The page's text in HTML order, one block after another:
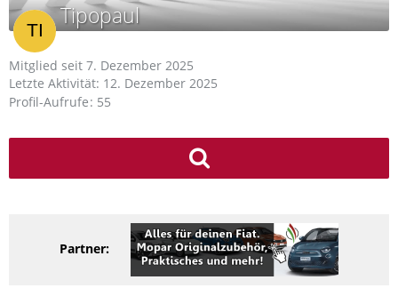
Tipopaul
Mitglied seit 7. Dezember 2025
Letzte Aktivität: 12. Dezember 2025
Profil-Aufrufe 55
Partner: